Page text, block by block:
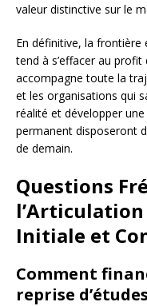
valeur distinctive sur le
En définitive, la
tend à s’effacer au profit
accompagne toute la
et les organisations qui
réalité et développer
permanent disposeront
de demain.
Questions
Initiale et
Comment
reprise